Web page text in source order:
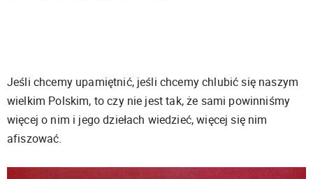
Jeśli chcemy upamiętnić, jeśli chcemy chlubić się naszym
wielkim Polskim, to czy nie jest tak, że sami powinniśmy
więcej o nim i jego dziełach wiedzieć, więcej się nim
afiszować.